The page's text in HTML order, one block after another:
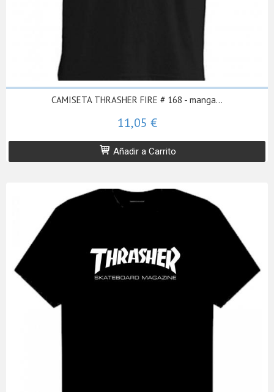
CAMISETA THRASHER FIRE # 168 - manga...
11,05 €
Añadir a Carrito